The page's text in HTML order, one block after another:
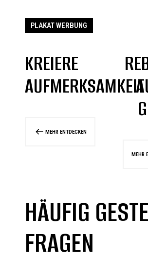
PLAKAT WERBUNG
KREIERE
AUFMERKSAMKEIT
MEHR ENTDECKEN
MEHR
HÄUFIG
FRAGEN